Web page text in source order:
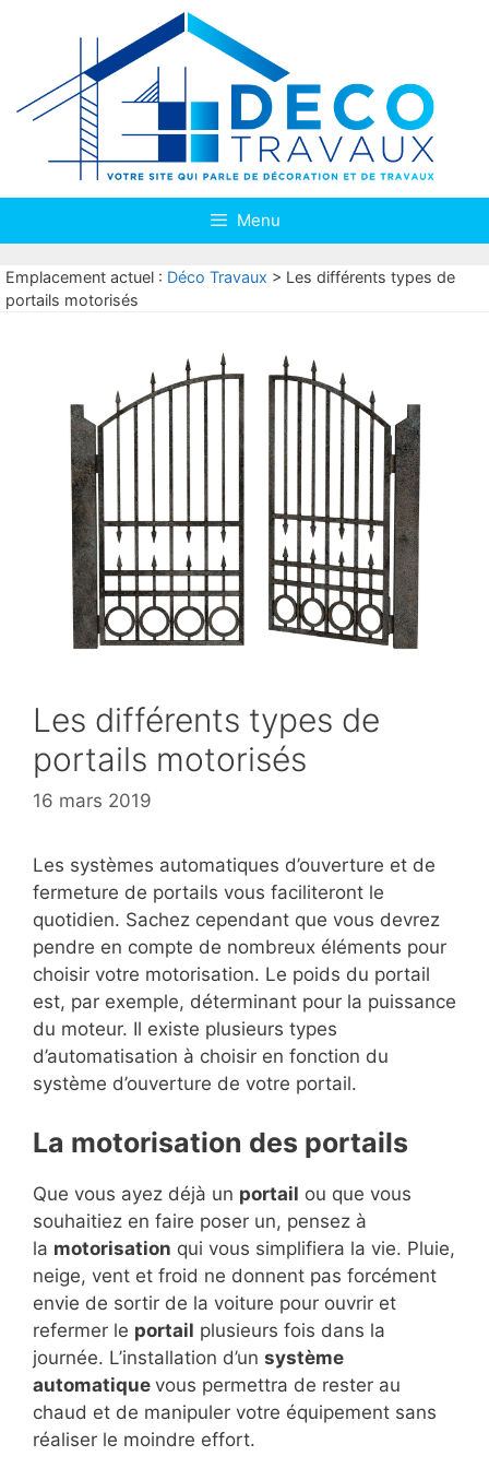
Menu
Emplacement actuel : Déco Travaux > Les différents types de
portails motorisés
Les différents types de
portails motorisés
16 mars 2019
Les systèmes automatiques d’ouverture et de
fermeture de portails vous faciliteront le
quotidien. Sachez cependant que vous devrez
pendre en compte de nombreux éléments pour
choisir votre motorisation. Le poids du portail
est, par exemple, déterminant pour la puissance
du moteur. Il existe plusieurs types
d’automatisation à choisir en fonction du
système d’ouverture de votre portail.
La motorisation des portails
Que vous ayez déjà un portail ou que vous
souhaitiez en faire poser un, pensez à
la motorisation qui vous simplifiera la vie. Pluie,
neige, vent et froid ne donnent pas forcément
envie de sortir de la voiture pour ouvrir et
refermer le portail plusieurs fois dans la
journée. L’installation d’un système
automatique vous permettra de rester au
chaud et de manipuler votre équipement sans
réaliser le moindre effort.